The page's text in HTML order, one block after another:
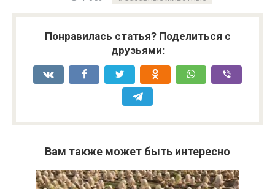
Понравилась статья? Поделиться с
друзьями:
Вам также может быть интересно